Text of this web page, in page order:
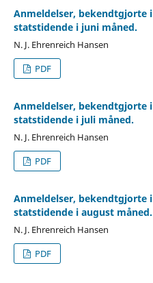
Anmeldelser, bekendtgjorte i
statstidende i juni måned.
N. J. Ehrenreich Hansen
PDF
Anmeldelser, bekendtgjorte i
statstidende i juli måned.
N. J. Ehrenreich Hansen
PDF
Anmeldelser, bekendtgjorte i
statstidende i august måned.
N. J. Ehrenreich Hansen
PDF